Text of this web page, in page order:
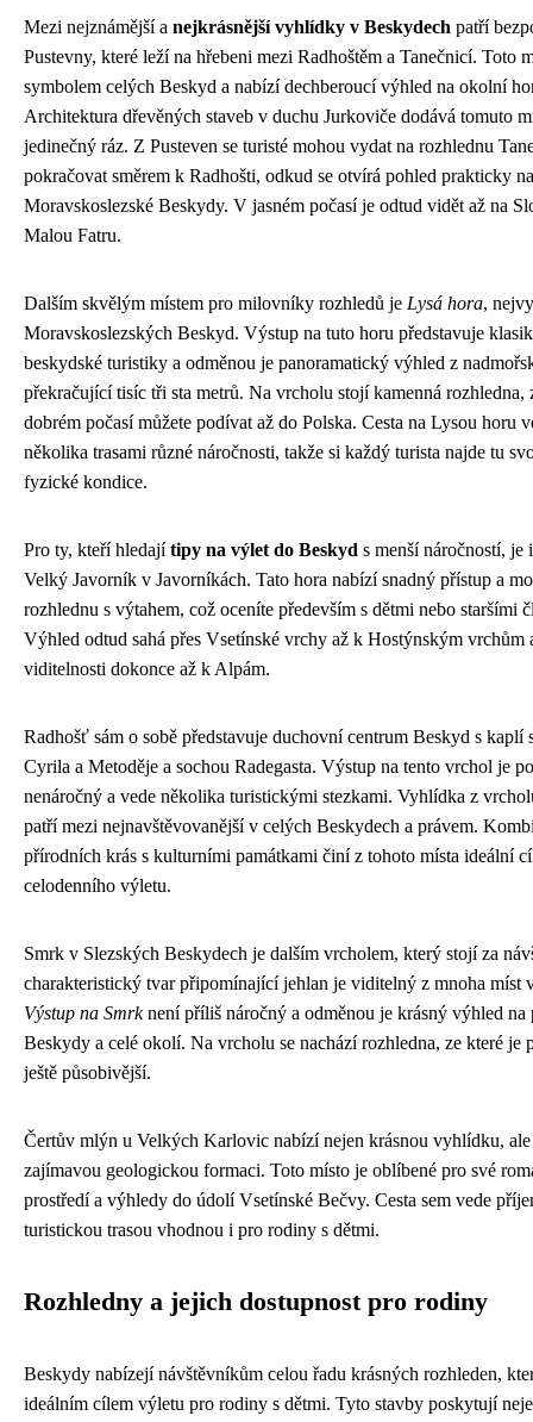
Mezi nejznámější a nejkrásnější vyhlídky v Beskydech patří
Pustevny, které leží na hřebeni mezi Radhoštěm a Tanečnicí. Toto
symbolem celých Beskyd a nabízí dechberoucí výhled na okolní
Architektura dřevěných staveb v duchu Jurkoviče dodává tomuto
jedinečný ráz. Z Pusteven se turisté mohou vydat na rozhlednu
pokračovat směrem k Radhošti, odkud se otvírá pohled prakticky
Moravskoslezské Beskydy. V jasném počasí je odtud vidět až na
Malou Fatru.
Dalším skvělým místem pro milovníky rozhledů je Lysá hora,
Moravskoslezských Beskyd. Výstup na tuto horu představuje
beskydské turistiky a odměnou je panoramatický výhled z
překračující tisíc tři sta metrů. Na vrcholu stojí kamenná rozhledna,
dobrém počasí můžete podívat až do Polska. Cesta na Lysou horu
několika trasami různé náročnosti, takže si každý turista najde tu
fyzické kondice.
Pro ty, kteří hledajítipy na výlet do Beskyd s menší náročností, je
Velký Javorník v Javorníkách. Tato hora nabízí snadný přístup a
rozhlednu s výtahem, což oceníte především s dětmi nebo staršími
Výhled odtud sahá přes Vsetínské vrchy až k Hostýnským vrchům
viditelnosti dokonce až k Alpám.
Radhošť sám o sobě představuje duchovní centrum Beskyd s kaplí
Cyrila a Metoděje a sochou Radegasta. Výstup na tento vrchol je
nenáročný a vede několika turistickými stezkami. Vyhlídka z
patří mezi nejnavštěvovanější v celých Beskydech a právem.
přírodních krás s kulturními památkami činí z tohoto místa ideální
celodenního výletu.
Smrk v Slezských Beskydech je dalším vrcholem, který stojí za
charakteristický tvar připomínající jehlan je viditelný z mnoha míst
Výstup na Smrknení příliš náročný a odměnou je krásný výhled na
Beskydy a celé okolí. Na vrcholu se nachází rozhledna, ze které je
ještě působivější.
Čertův mlýn u Velkých Karlovic nabízí nejen krásnou vyhlídku, ale
zajímavou geologickou formaci. Toto místo je oblíbené pro své
prostředí a výhledy do údolí Vsetínské Bečvy. Cesta sem vede
turistickou trasou vhodnou i pro rodiny s dětmi.
Rozhledny a jejich dostupnost pro rodiny
Beskydy nabízejí návštěvníkům celou řadu krásných rozhleden,
ideálním cílem výletu pro rodiny s dětmi. Tyto stavby poskytují